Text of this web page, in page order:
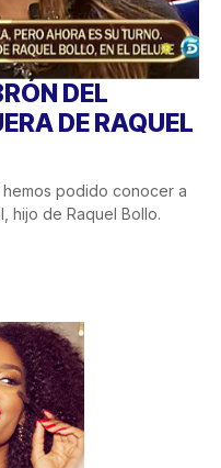
DEL
DE RAQUEL
hemos podido conocer a
hijo de Raquel Bollo.